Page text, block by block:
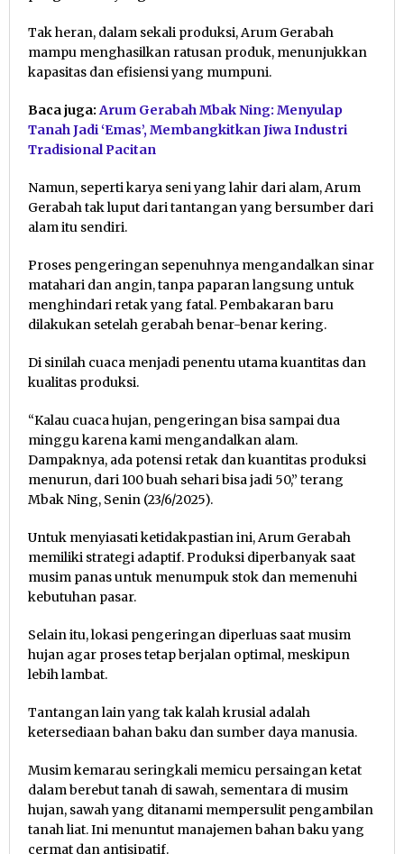
Tak heran, dalam sekali produksi, Arum Gerabah
mampu menghasilkan ratusan produk, menunjukkan
kapasitas dan efisiensi yang mumpuni.
Baca juga:Arum Gerabah Mbak Ning: Menyulap
Tanah Jadi ‘Emas’, Membangkitkan Jiwa Industri
Tradisional Pacitan
Namun, seperti karya seni yang lahir dari alam, Arum
Gerabah tak luput dari tantangan yang bersumber dari
alam itu sendiri.
Proses pengeringan sepenuhnya mengandalkan sinar
matahari dan angin, tanpa paparan langsung untuk
menghindari retak yang fatal. Pembakaran baru
dilakukan setelah gerabah benar-benar kering.
Di sinilah cuaca menjadi penentu utama kuantitas dan
kualitas produksi.
“Kalau cuaca hujan, pengeringan bisa sampai dua
minggu karena kami mengandalkan alam.
Dampaknya, ada potensi retak dan kuantitas produksi
menurun, dari 100 buah sehari bisa jadi 50,” terang
Mbak Ning, Senin (23/6/2025).
Untuk menyiasati ketidakpastian ini, Arum Gerabah
memiliki strategi adaptif. Produksi diperbanyak saat
musim panas untuk menumpuk stok dan memenuhi
kebutuhan pasar.
Selain itu, lokasi pengeringan diperluas saat musim
hujan agar proses tetap berjalan optimal, meskipun
lebih lambat.
Tantangan lain yang tak kalah krusial adalah
ketersediaan bahan baku dan sumber daya manusia.
Musim kemarau seringkali memicu persaingan ketat
dalam berebut tanah di sawah, sementara di musim
hujan, sawah yang ditanami mempersulit pengambilan
tanah liat. Ini menuntut manajemen bahan baku yang
cermat dan antisipatif.